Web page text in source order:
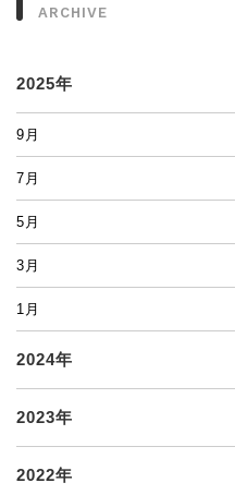
ARCHIVE
2025年
9月
7月
5月
3月
1月
2024年
2023年
2022年